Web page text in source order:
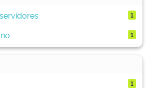
1
1
1